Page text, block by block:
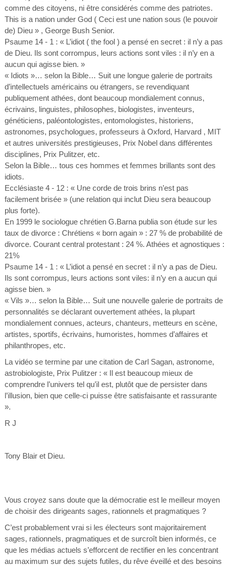
comme des citoyens, ni être considérés comme des patriotes.
This is a nation under God ( Ceci est une nation sous (le pouvoir
de) Dieu » , George Bush Senior.
Psaume 14 - 1 : « L’idiot ( the fool ) a pensé en secret : il n’y a pas
de Dieu. Ils sont corrompus, leurs actions sont viles : il n’y en a
aucun qui agisse bien. »
« Idiots »… selon la Bible… Suit une longue galerie de portraits
d’intellectuels américains ou étrangers, se revendiquant
publiquement athées, dont beaucoup mondialement connus,
écrivains, linguistes, philosophes, biologistes, inventeurs,
généticiens, paléontologistes, entomologistes, historiens,
astronomes, psychologues, professeurs à Oxford, Harvard , MIT
et autres universités prestigieuses, Prix Nobel dans différentes
disciplines, Prix Pulitzer, etc.
Selon la Bible… tous ces hommes et femmes brillants sont des
idiots.
Ecclésiaste 4 - 12 : « Une corde de trois brins n’est pas
facilement brisée » (une relation qui inclut Dieu sera beaucoup
plus forte).
En 1999 le sociologue chrétien G.Barna publia son étude sur les
taux de divorce : Chrétiens « born again » : 27 % de probabilité de
divorce. Courant central protestant : 24 %. Athées et agnostiques :
21%
Psaume 14 - 1 : « L’idiot a pensé en secret : il n’y a pas de Dieu.
Ils sont corrompus, leurs actions sont viles: il n’y en a aucun qui
agisse bien. »
« Vils »… selon la Bible… Suit une nouvelle galerie de portraits de
personnalités se déclarant ouvertement athées, la plupart
mondialement connues, acteurs, chanteurs, metteurs en scène,
artistes, sportifs, écrivains, humoristes, hommes d’affaires et
philanthropes, etc.
La vidéo se termine par une citation de Carl Sagan, astronome,
astrobiologiste, Prix Pulitzer : « Il est beaucoup mieux de
comprendre l’univers tel qu’il est, plutôt que de persister dans
l’illusion, bien que celle-ci puisse être satisfaisante et rassurante
».
R J
Tony Blair et Dieu.
Vous croyez sans doute que la démocratie est le meilleur moyen
de choisir des dirigeants sages, rationnels et pragmatiques ?
C’est probablement vrai si les électeurs sont majoritairement
sages, rationnels, pragmatiques et de surcroît bien informés, ce
que les médias actuels s’efforcent de rectifier en les concentrant
au maximum sur des sujets futiles, du rêve éveillé et des besoins